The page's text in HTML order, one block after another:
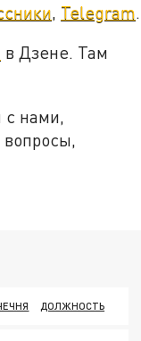
Telegram
в Дзене. Там
с нами,
ДОЛЖНОСТЬ